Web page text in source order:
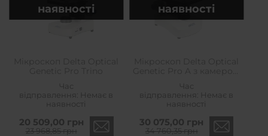
наявності
Час
відправлення: Немає в
наявності
20 509,00 грн
23 968,85 грн
наявності
Час
відправлення: Немає в
наявності
30 075,00 грн
34 760,35 грн